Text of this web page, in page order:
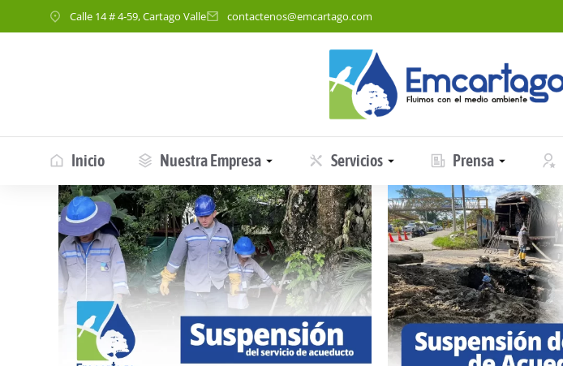
Calle 14 # 4-59, Cartago Valle contactenos@emcartago.com
Inicio Nuestra Empresa Servicios Prensa